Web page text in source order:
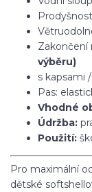
Zakončení
výběru)
s kapsami
Pas:
Vhodné
Údržba:
Použití:
Pro maximální
dětské